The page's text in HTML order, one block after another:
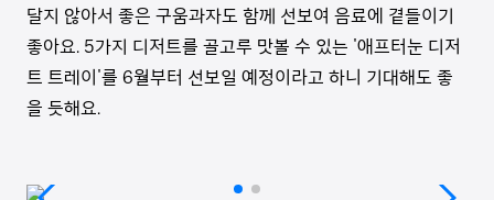
달지 않아서 좋은 구움과자도 함께 선보여 음료에 곁들이기
좋아요. 5가지 디저트를 골고루 맛볼 수 있는 '애프터눈 디저
트 트레이'를 6월부터 선보일 예정이라고 하니 기대해도 좋
을 듯해요.